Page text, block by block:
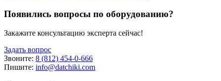
Появились вопросы по оборудованию?
Закажите консультацию эксперта сейчас!
Задать вопрос
Звоните: 8 (812) 454-0-666
Пишите: info@datchiki.com